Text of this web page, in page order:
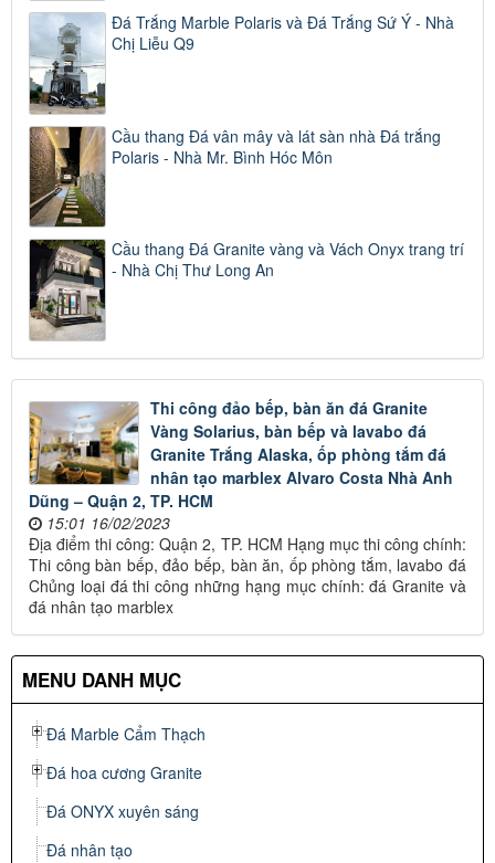
Đá Trắng Marble Polaris và Đá Trắng Sứ Ý - Nhà
Chị Liễu Q9
Cầu thang Đá vân mây và lát sàn nhà Đá trắng
Polaris - Nhà Mr. Bình Hóc Môn
Cầu thang Đá Granite vàng và Vách Onyx trang trí
- Nhà Chị Thư Long An
Thi công đảo bếp, bàn ăn đá Granite
Vàng Solarius, bàn bếp và lavabo đá
Granite Trắng Alaska, ốp phòng tắm đá
nhân tạo marblex Alvaro Costa Nhà Anh
Dũng – Quận 2, TP. HCM
15:01 16/02/2023
Địa điểm thi công: Quận 2, TP. HCM Hạng mục thi công chính:
Thi công bàn bếp, đảo bếp, bàn ăn, ốp phòng tắm, lavabo đá
Chủng loại đá thi công những hạng mục chính: đá Granite và
đá nhân tạo marblex
MENU DANH MỤC
Đá Marble Cẩm Thạch
Đá hoa cương Granite
Đá ONYX xuyên sáng
Đá nhân tạo